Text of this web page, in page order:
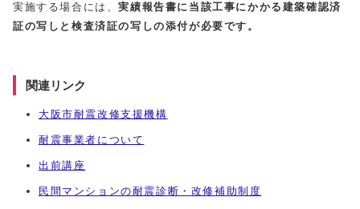
実施する場合には、実績報告書に当該工事にかかる建築確認済
証の写しと検査済証の写しの添付が必要です。
関連リンク
大阪市耐震改修支援機構
耐震事業者について
出前講座
民間マンションの耐震診断・改修補助制度